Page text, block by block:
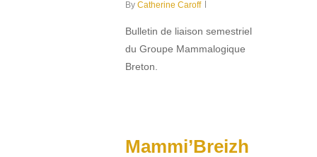
By Catherine Caroff
Bulletin de liaison semestriel
du Groupe Mammalogique
Breton.
Mammi’Breizh